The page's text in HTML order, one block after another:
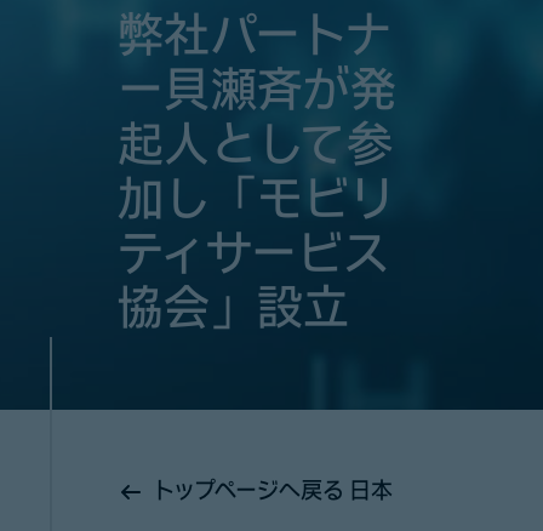
弊社パートナ
ー貝瀬斉が発
起人として参
加し「モビリ
ティサービス
協会」設立
トップページへ戻る 日本